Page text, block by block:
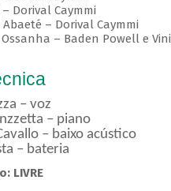
Dorival Caymmi
Abaeté – Dorival Caymmi
– Baden Powell e
– voz
– piano
– baixo acústico
– bateria
LIVRE